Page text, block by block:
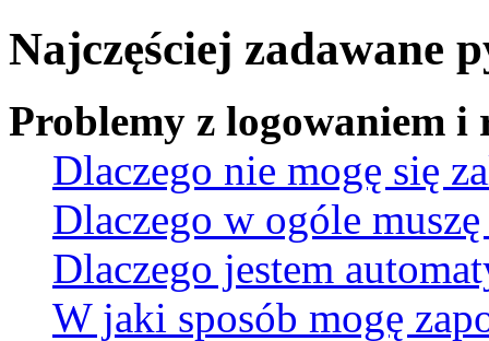
Najczęściej zadawane
Problemy z logowaniem i
Dlaczego nie mogę się
Dlaczego w ogóle
Dlaczego jestem
W jaki sposób mogę